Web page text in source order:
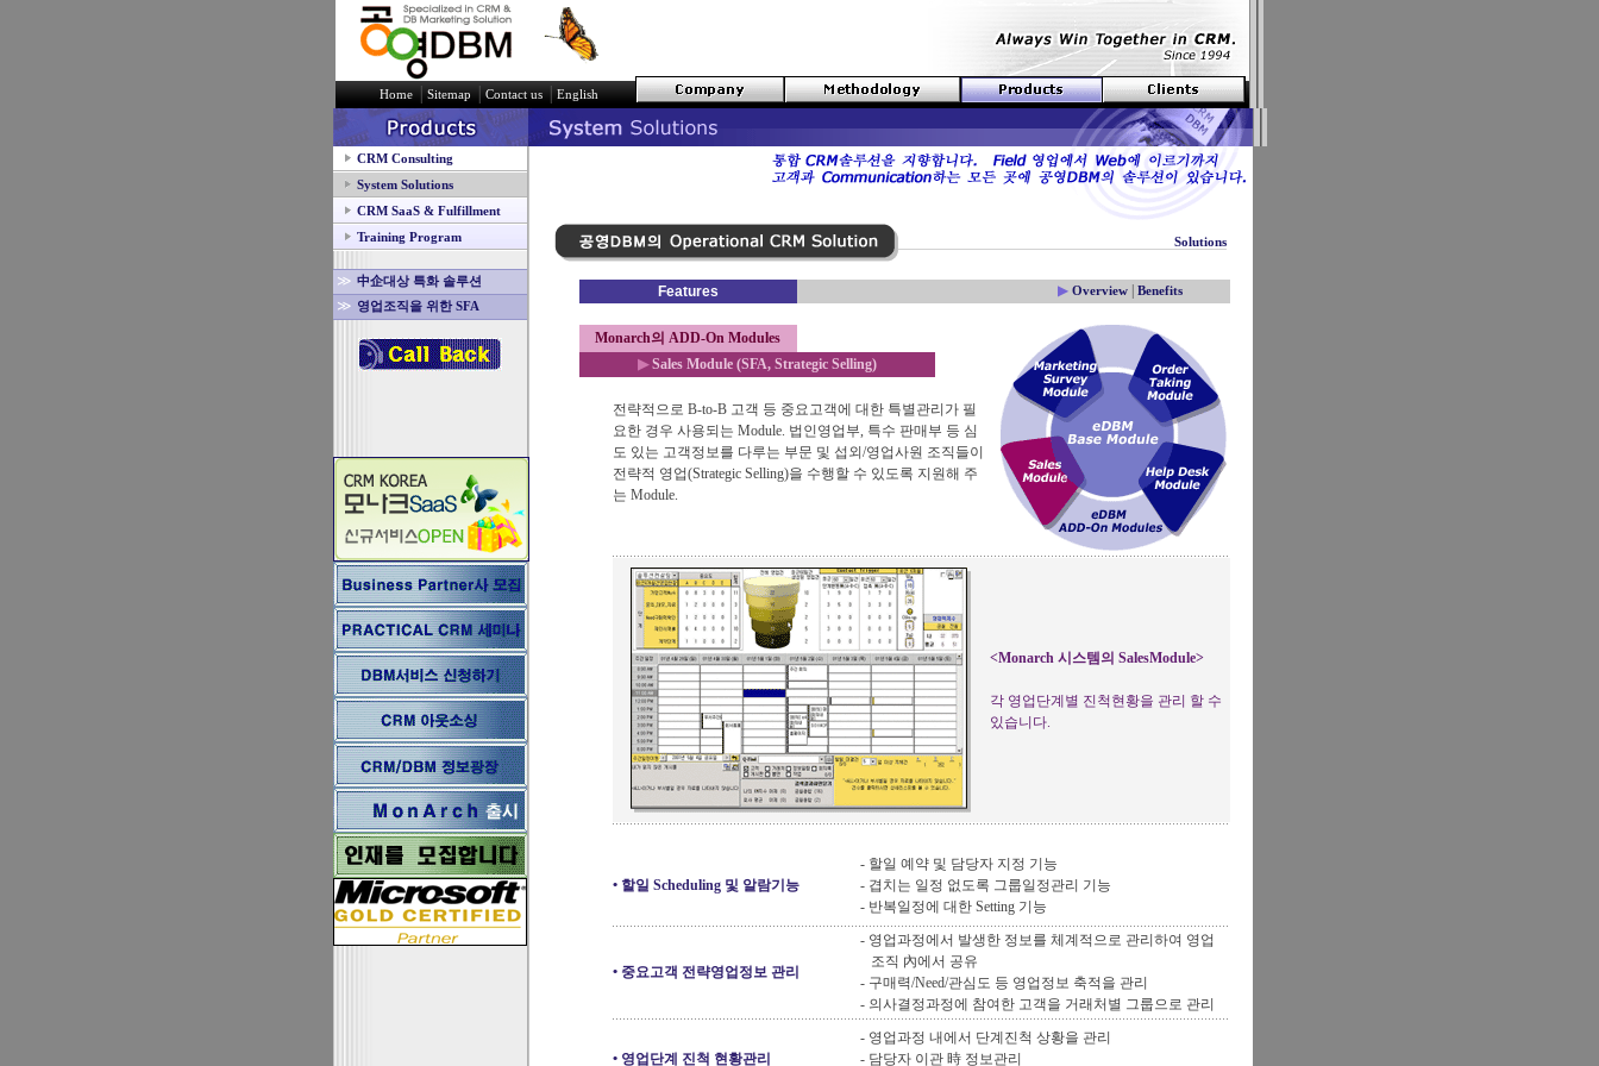
Home │Sitemap│Contact us│English
CRM Consulting
System Solutions
CRM SaaS & Fulfillment
Training Program
≫ 中企대상 특화 솔루션
≫ 영업조직을 위한 SFA
Solutions
Features ▶ Overview| Benefits
Monarch의 ADD-On Modules
▶ Sales Module (SFA, Strategic Selling)
전략적으로 B-to-B 고객 등 중요고객에 대한 특별관리가 필
요한 경우 사용되는 Module. 법인영업부, 특수 판매부 등 심
도 있는 고객정보를 다루는 부문 및 섭외/영업사원 조직들이
전략적 영업(Strategic Selling)을 수행할 수 있도록 지원해 주
는 Module.
<Monarch 시스템의 SalesModule>
각 영업단계별 진척현황을 관리 할 수
있습니다.
•할일 Scheduling 및 알람기능
- 할일 예약 및 담당자 지정 기능
- 겹치는 일정 없도록 그룹일정관리 기능
- 반복일정에 대한 Setting 기능
•중요고객 전략영업정보 관리
- 영업과정에서 발생한 정보를 체계적으로 관리하여 영업
조직 內에서 공유
- 구매력/Need/관심도 등 영업정보 축적을 관리
- 의사결정과정에 참여한 고객을 거래처별 그룹으로 관리
•영업단계 진척 현황관리
- 영업과정 내에서 단계진척 상황을 관리
- 담당자 이관 時 정보관리